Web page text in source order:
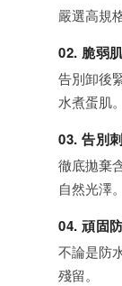
嚴選高規
02. 脆弱
告別卸後
水煮蛋肌。
03. 告別
徹底拋棄
自然光澤。
04. 頑固
不論是防
殘留。